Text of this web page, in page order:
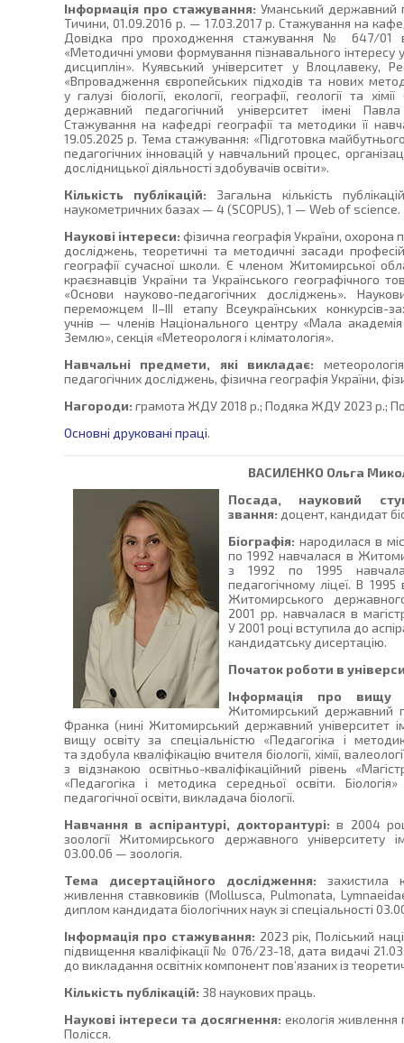
Інформація про стажування: Уманський державний
Тичини, 01.09.2016 р. — 17.03.2017 р. Стажування на
Довідка про проходження стажування № 647/01
«Методичні умови формування пізнавального інтересу
дисциплін». Куявський університет у Влоцлавеку,
«Впровадження європейських підходів та нових
у галузі біології, екології, географії, геології та
державний педагогічний університет імені
Стажування на кафедрі географії та методики її
19.05.2025 р. Тема стажування: «Підготовка
педагогічних інновацій у навчальний процес,
дослідницької діяльності здобувачів освіти».
Кількість публікацій: Загальна кількість
наукометричних базах — 4 (SCOPUS), 1 — Web of science.
Наукові інтереси: фізична географія України,
досліджень, теоретичні та методичні засади
географії сучасної школи. Є членом Житомирської
краєзнавців України та Українського географічного
«Основи науково-педагогічних досліджень».
переможцем II–III етапу Всеукраїнських конкурсів-
учнів — членів Національного центру «Мала
Землю», секція «Метеорологя і кліматологія».
Навчальні предмети, які викладає:
педагогічних досліджень, фізична географія України,
Нагороди: грамота ЖДУ 2018 р.; Подяка ЖДУ 2023 р.;
Основні друковані праці.
ВАСИЛЕНКО Ольга
Посада, науковий
звання: доцент, кандидат
Біографія: народилася в
по 1992 навчалася в
з 1992 по 1995
педагогічному ліцеї. В
Житомирського
2001 рр. навчалася в
У 2001 році вступила до
кандидатську дисертацію.
Початок роботи в
Інформація про вищу
Житомирський державний
Франка (нині Житомирський державний університет
вищу освіту за спеціальністю «Педагогіка і
та здобула кваліфікацію вчителя біології, хімії,
з відзнакою освітньо-кваліфікаційний рівень
«Педагогіка і методика середньої освіти.
педагогічної освіти, викладача біології.
Навчання в аспірантурі, докторантурі: в 2004
зоології Житомирського державного університету
03.00.06 — зоологія.
Тема дисертаційного дослідження: захистила
живлення ставковиків (Mollusca, Pulmonata,
диплом кандидата біологічних наук зі спеціальності
Інформація про стажування: 2023 рік, Поліський
підвищення кваліфікації № 076/23-18, дата видачі
до викладання освітніх компонент пов’язаних із
Кількість публікацій: 38 наукових праць.
Наукові інтереси та досягнення: екологія живлення
Полісся.